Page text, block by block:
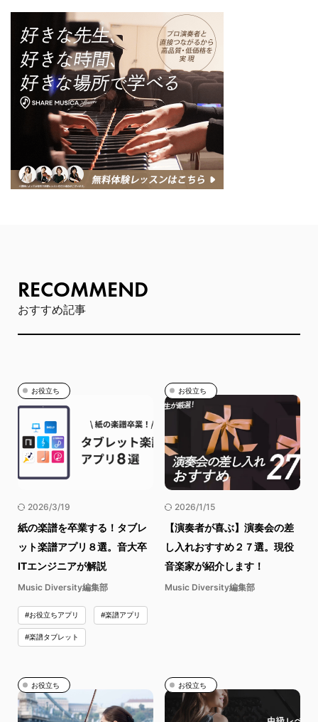
RECOMMEND
おすすめ記事
お役立ち
2026/3/19
紙の楽譜を卒業する！タブレ
ット楽譜アプリ８選。音大卒
ITエンジニアが解説
Music Diversity編集部
#お役立ちアプリ #楽譜アプリ
#楽譜タブレット
お役立ち
2026/1/15
【演奏者が喜ぶ】演奏会の差
し入れおすすめ２７選。現役
音楽家が紹介します！
Music Diversity編集部
お役立ち お役立ち